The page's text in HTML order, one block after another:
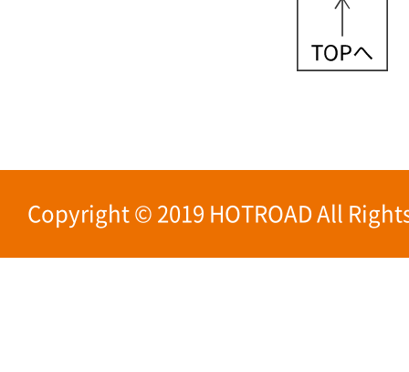
Copyright © 2019 HOTROAD All